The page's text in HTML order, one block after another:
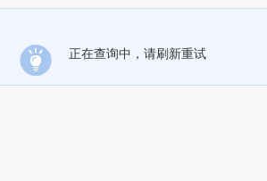
正在查询中，请刷新重试